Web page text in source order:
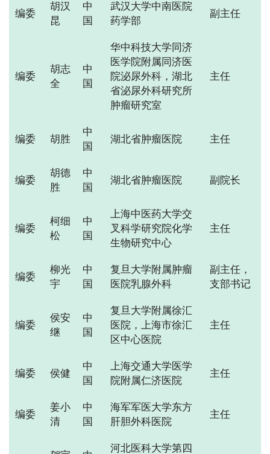
编委
胡汉
昆
中
国
武汉大学中南医院
药学部
副主任
编委
胡志
全
中
国
华中科技大学同济
医学院附属同济医
院泌尿外科，湖北
省泌尿外科研究所
肿瘤研究室
主任
编委 胡胜
中
国
湖北省肿瘤医院 主任
编委
胡德
胜
中
国
湖北省肿瘤医院 副院长
编委
柯细
松
中
国
上海中医药大学交
叉科学研究院化学
生物研究中心
主任
编委
柳光
宇
中
国
复旦大学附属肿瘤
医院乳腺外科
副主任，
支部书记
编委
侯安
继
中
国
复旦大学附属徐汇
医院，上海市徐汇
区中心医院
主任
编委 侯健
中
国
上海交通大学医学
院附属仁济医院
主任
编委
姜小
清
中
国
海军军医大学东方
肝胆外科医院
主任
河北医科大学第四